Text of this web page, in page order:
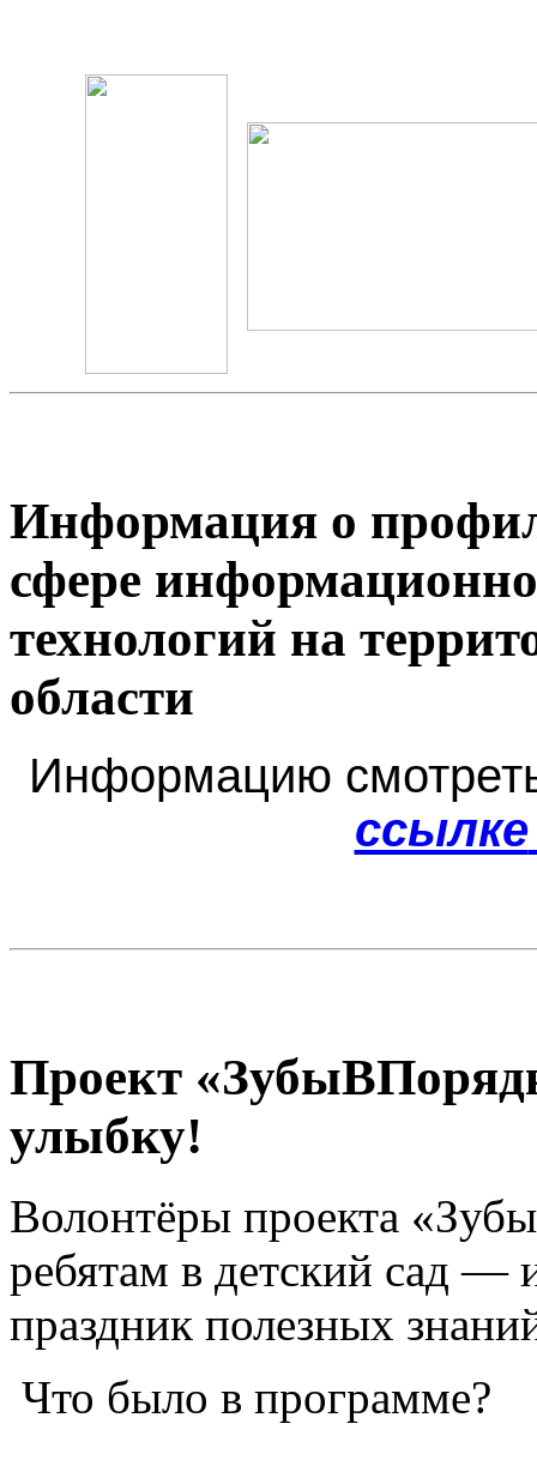
Информация о
сфере
технологий на
области
Информацию
ссылке
Проект
улыбку!
Волонтёры проекта
ребятам в детский сад —
праздник полезных
Что было в программе?